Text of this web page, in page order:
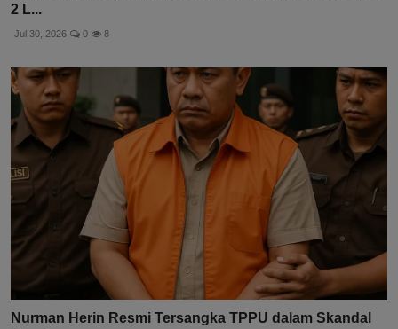
2 L...
Jul 30, 2026 0 8
Nurman Herin Resmi Tersangka TPPU dalam Skandal